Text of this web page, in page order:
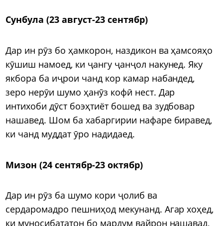
Сунбула (23 август-23 сентябр)
Дар ин рӯз бо ҳамкорон, наздикон ва ҳамсояҳо
кӯшиш намоед, ки ҷангу ҷанҷол накунед. Яку
якбора ба иҷрои чанд кор камар набандед,
зеро нерӯи шумо ҳанӯз кофӣ нест. Дар
интихоби дӯст боэҳтиёт бошед ва зудбовар
нашавед. Шом ба хабаргирии нафаре биравед,
ки чанд муддат ӯро надидаед.
Мизон (24 сентябр-23 октябр)
Дар ин рӯз ба шумо кори ҷолиб ва
сердаромадро пешниҳод мекунанд. Агар хоҳед,
ки муносибататон бо мардум вайрон нашавад,